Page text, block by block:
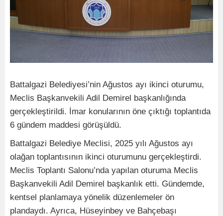
Battalgazi Belediyesi’nin Ağustos ayı ikinci oturumu,
Meclis Başkanvekili Adil Demirel başkanlığında
gerçekleştirildi. İmar konularının öne çıktığı toplantıda
6 gündem maddesi görüşüldü.
Battalgazi Belediye Meclisi, 2025 yılı Ağustos ayı
olağan toplantısının ikinci oturumunu gerçekleştirdi.
Meclis Toplantı Salonu’nda yapılan oturuma Meclis
Başkanvekili Adil Demirel başkanlık etti. Gündemde,
kentsel planlamaya yönelik düzenlemeler ön
plandaydı. Ayrıca, Hüseyinbey ve Bahçebaşı